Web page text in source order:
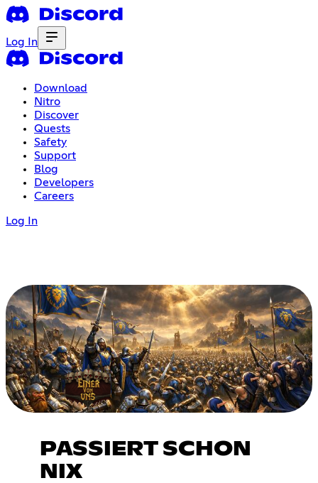
Log In
Download
Nitro
Discover
Quests
Safety
Support
Blog
Developers
Careers
Log In
PASSIERT SCHON
NIX